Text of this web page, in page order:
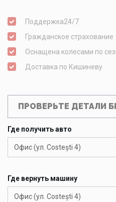
Поддержка24/7
Гражданское страхование
Оснащена колесами по
Доставка по Кишиневу
ПРОВЕРЬТЕ ДЕТАЛИ
Где получить авто
Офис (ул. Costești 4)
Где вернуть машину
Офис (ул. Costești 4)